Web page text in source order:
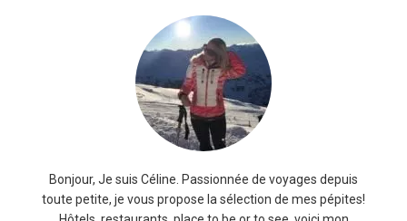
Bonjour, Je suis Céline. Passionnée de voyages depuis
toute petite, je vous propose la sélection de mes pépites!